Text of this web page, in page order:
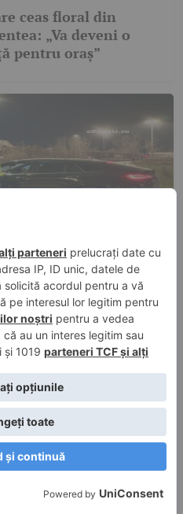
ceas floral din
„Va deveni o
pentru oraș”
trafic
Pitești, prins cu
mașină